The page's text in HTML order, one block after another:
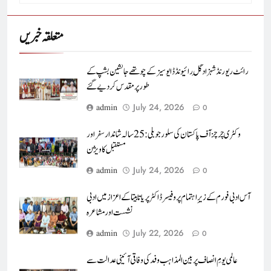
متعلقہ خبریں
رائٹ ریورنڈ شہزاد گِل رائیونڈ ڈایوسیز کے چوتھے جانشین بشپ کے
طور پر مقدس کر دیے گئے
admin July 24, 2026 0
وکٹری چرچز آف پاکستان کی سلور جوبلی : 25 سالہ شاندار سفر اور
مستقبل کا ویژن
admin July 24, 2026 0
آس ادبی فورم کے زیرِ اہتمام پروفیسرڈاکٹر پریا تابیتا کے اعزاز میں ادبی
نشست اور مشاعرہ
admin July 22, 2026 0
عالمی یومِ انصاف پر بین المذاہب وفد کی وفاقی آئینی عدالت سے